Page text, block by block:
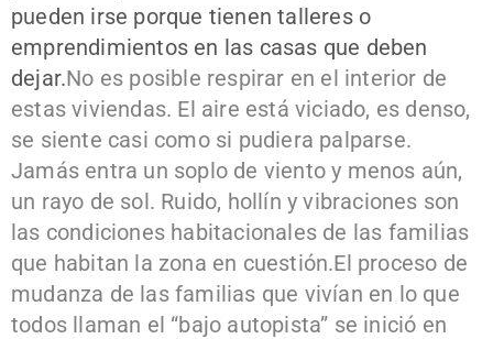
pueden irse porque tienen talleres o
emprendimientos en las casas que deben
dejar.No es posible respirar en el interior de
estas viviendas. El aire está viciado, es denso,
se siente casi como si pudiera palparse.
Jamás entra un soplo de viento y menos aún,
un rayo de sol. Ruido, hollín y vibraciones son
las condiciones habitacionales de las familias
que habitan la zona en cuestión.El proceso de
mudanza de las familias que vivían en lo que
todos llaman el “bajo autopista” se inició en